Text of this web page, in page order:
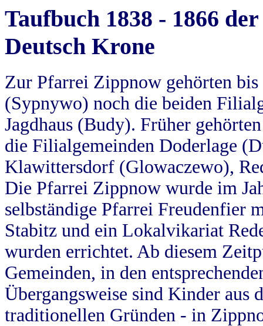
Taufbuch 1838 - 1866
Deutsch Krone
Zur Pfarrei Zippnow gehörten
(Sypnywo) noch die beiden
Jagdhaus (Budy). Früher
die Filialgemeinden Doderlage
Klawittersdorf (Glowaczewo),
Die Pfarrei Zippnow wurde im
selbständige Pfarrei Freudenfier
Stabitz und ein Lokalvikariat
wurden errichtet. Ab diesem
Gemeinden, in den
Übergangsweise sind Kinder aus
traditionellen Gründen - in